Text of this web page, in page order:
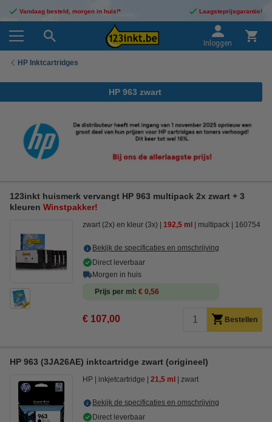
Vandaag besteld, morgen in huis!* Laagsteprijsgarantie!
Inloggen
HP Inktcartridges
HP 963 zwart
123inkt huismerk vervangt HP 963 multipack 2x zwart + 3
kleuren Winstpakker!
zwart (2x) en kleur (3x) 192,5 ml multipack 160754
Bekijk de specificaties en omschrijving
Direct leverbaar
Morgen in huis
Prijs per ml € 0,56
€ 107,00 Bestellen
HP 963 (3JA26AE) inktcartridge zwart (origineel)
HP inkjetcartridge 21,5 ml zwart
Bekijk de specificaties en omschrijving
Direct leverbaar